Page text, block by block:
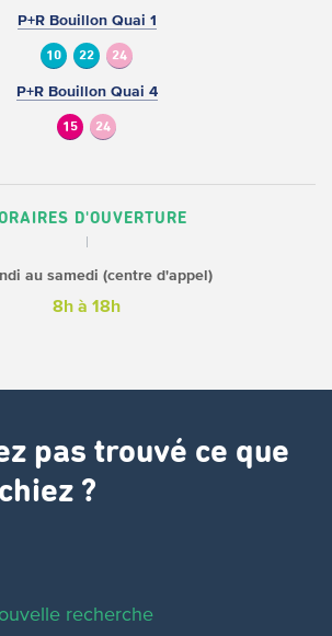
P+R Bouillon Quai 1
10 22 24
P+R Bouillon Quai 4
15 24
D'OUVERTURE
au samedi (centre d'appel)
8h à 18h
pas trouvé ce que
?
recherche